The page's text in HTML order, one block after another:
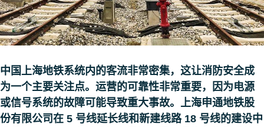
中国上海地铁系统内的客流非常密集，这让消防安全成
为一个主要关注点。运营的可靠性非常重要，因为电源
或信号系统的故障可能导致重大事故。上海申通地铁股
份有限公司在 5 号线延长线和新建线路 18 号线的建设中